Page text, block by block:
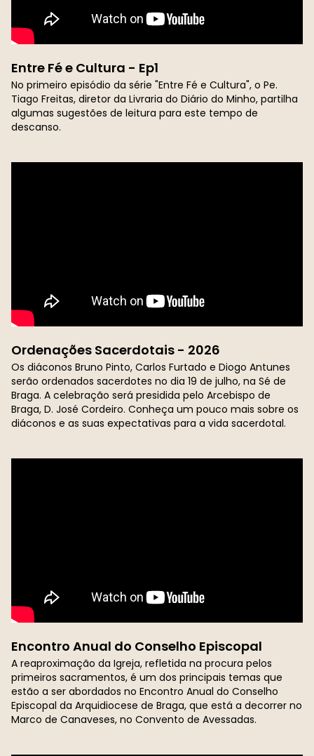
Entre Fé e Cultura - Ep1
No primeiro episódio da série "Entre Fé e Cultura", o Pe.
Tiago Freitas, diretor da Livraria do Diário do Minho, partilha
algumas sugestões de leitura para este tempo de
descanso.
Ordenações Sacerdotais - 2026
Os diáconos Bruno Pinto, Carlos Furtado e Diogo Antunes
serão ordenados sacerdotes no dia 19 de julho, na Sé de
Braga. A celebração será presidida pelo Arcebispo de
Braga, D. José Cordeiro. Conheça um pouco mais sobre os
diáconos e as suas expectativas para a vida sacerdotal.
Encontro Anual do Conselho Episcopal
A reaproximação da Igreja, refletida na procura pelos
primeiros sacramentos, é um dos principais temas que
estão a ser abordados no Encontro Anual do Conselho
Episcopal da Arquidiocese de Braga, que está a decorrer no
Marco de Canaveses, no Convento de Avessadas.